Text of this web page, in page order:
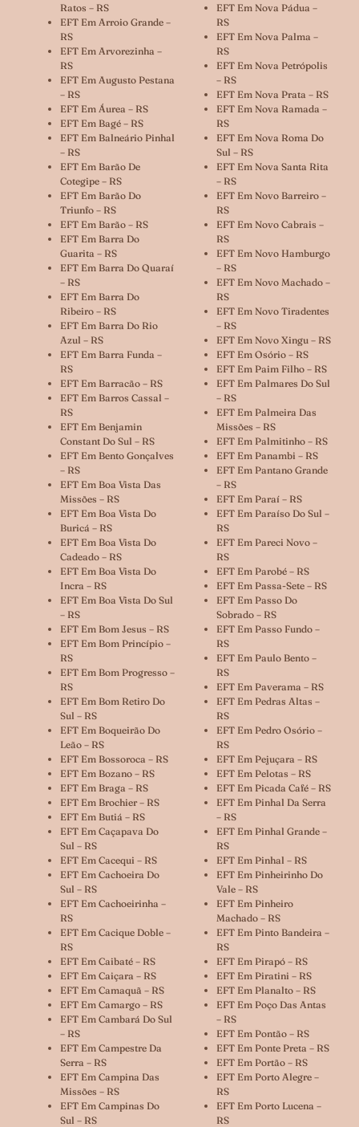
Ratos – RS
EFT Em Arroio Grande –
RS
EFT Em Arvorezinha –
RS
EFT Em Augusto Pestana
– RS
EFT Em Áurea – RS
EFT Em Bagé – RS
EFT Em Balneário Pinhal
– RS
EFT Em Barão De
Cotegipe – RS
EFT Em Barão Do
Triunfo – RS
EFT Em Barão – RS
EFT Em Barra Do
Guarita – RS
EFT Em Barra Do Quaraí
– RS
EFT Em Barra Do
Ribeiro – RS
EFT Em Barra Do Rio
Azul – RS
EFT Em Barra Funda –
RS
EFT Em Barracão – RS
EFT Em Barros Cassal –
RS
EFT Em Benjamin
Constant Do Sul – RS
EFT Em Bento Gonçalves
– RS
EFT Em Boa Vista Das
Missões – RS
EFT Em Boa Vista Do
Buricá – RS
EFT Em Boa Vista Do
Cadeado – RS
EFT Em Boa Vista Do
Incra – RS
EFT Em Boa Vista Do Sul
– RS
EFT Em Bom Jesus – RS
EFT Em Bom Princípio –
RS
EFT Em Bom Progresso –
RS
EFT Em Bom Retiro Do
Sul – RS
EFT Em Boqueirão Do
Leão – RS
EFT Em Bossoroca – RS
EFT Em Bozano – RS
EFT Em Braga – RS
EFT Em Brochier – RS
EFT Em Butiá – RS
EFT Em Caçapava Do
Sul – RS
EFT Em Cacequi – RS
EFT Em Cachoeira Do
Sul – RS
EFT Em Cachoeirinha –
RS
EFT Em Cacique Doble –
RS
EFT Em Caibaté – RS
EFT Em Caiçara – RS
EFT Em Camaquã – RS
EFT Em Camargo – RS
EFT Em Cambará Do Sul
– RS
EFT Em Campestre Da
Serra – RS
EFT Em Campina Das
Missões – RS
EFT Em Campinas Do
Sul – RS
EFT Em Nova Pádua –
RS
EFT Em Nova Palma –
RS
EFT Em Nova Petrópolis
– RS
EFT Em Nova Prata – RS
EFT Em Nova Ramada –
RS
EFT Em Nova Roma Do
Sul – RS
EFT Em Nova Santa Rita
– RS
EFT Em Novo Barreiro –
RS
EFT Em Novo Cabrais –
RS
EFT Em Novo Hamburgo
– RS
EFT Em Novo Machado –
RS
EFT Em Novo Tiradentes
– RS
EFT Em Novo Xingu – RS
EFT Em Osório – RS
EFT Em Paim Filho – RS
EFT Em Palmares Do Sul
– RS
EFT Em Palmeira Das
Missões – RS
EFT Em Palmitinho – RS
EFT Em Panambi – RS
EFT Em Pantano Grande
– RS
EFT Em Paraí – RS
EFT Em Paraíso Do Sul –
RS
EFT Em Pareci Novo –
RS
EFT Em Parobé – RS
EFT Em Passa-Sete – RS
EFT Em Passo Do
Sobrado – RS
EFT Em Passo Fundo –
RS
EFT Em Paulo Bento –
RS
EFT Em Paverama – RS
EFT Em Pedras Altas –
RS
EFT Em Pedro Osório –
RS
EFT Em Pejuçara – RS
EFT Em Pelotas – RS
EFT Em Picada Café – RS
EFT Em Pinhal Da Serra
– RS
EFT Em Pinhal Grande –
RS
EFT Em Pinhal – RS
EFT Em Pinheirinho Do
Vale – RS
EFT Em Pinheiro
Machado – RS
EFT Em Pinto Bandeira –
RS
EFT Em Pirapó – RS
EFT Em Piratini – RS
EFT Em Planalto – RS
EFT Em Poço Das Antas
– RS
EFT Em Pontão – RS
EFT Em Ponte Preta – RS
EFT Em Portão – RS
EFT Em Porto Alegre –
RS
EFT Em Porto Lucena –
RS